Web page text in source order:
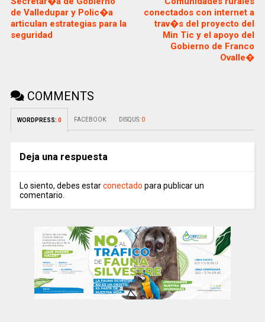
de Valledupar y Polic�a
articulan estrategias para la
seguridad
conectados con internet a
trav�s del proyecto del
Min Tic y el apoyo del
Gobierno de Franco
Ovalle�
COMMENTS
WORDPRESS: 0 FACEBOOK: DISQUS: 0
Deja una respuesta
Lo siento, debes estarconectado para publicar un
comentario.